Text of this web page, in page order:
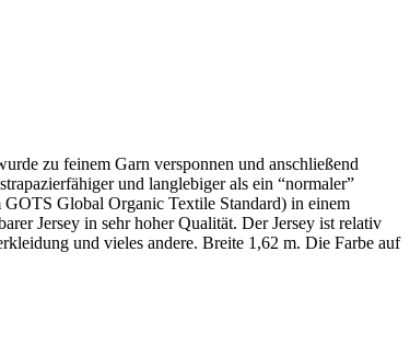
zu feinem Garn versponnen und anschließend
und langlebiger als ein “normaler”
Global Organic Textile Standard) in einem
Jersey in sehr hoher Qualität. Der Jersey ist relativ
und vieles andere. Breite 1,62 m. Die Farbe auf